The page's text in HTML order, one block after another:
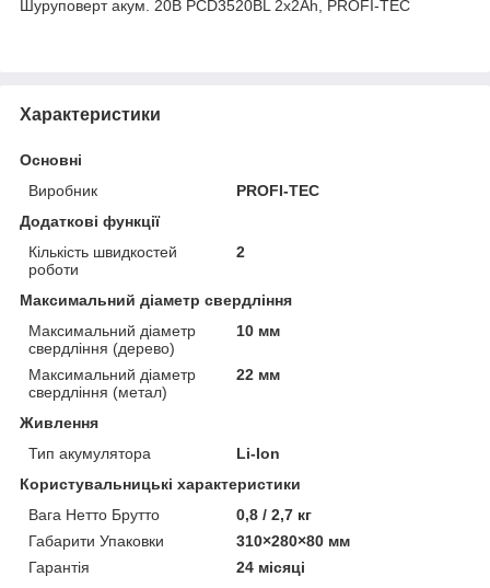
Шуруповерт акум. 20В PCD3520BL 2х2Ah, PROFI-TEC
Характеристики
Основні
Виробник
PROFI-TEC
Додаткові функції
Кількість швидкостей
роботи
2
Максимальний діаметр свердління
Максимальний діаметр
свердління (дерево)
10 мм
Максимальний діаметр
свердління (метал)
22 мм
Живлення
Тип акумулятора
Li-Ion
Користувальницькі характеристики
Вага Нетто Брутто
0,8 / 2,7 кг
Габарити Упаковки
310×280×80 мм
Гарантія
24 місяці